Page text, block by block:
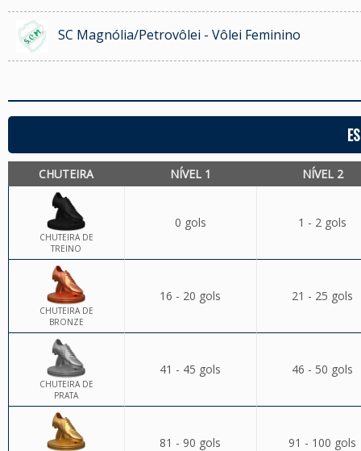
SC Magnólia/Petrovôlei - Vôlei Feminino
CHUTEIRA NÍVEL 1 NÍVEL 2
CHUTEIRA DE
TREINO
0 gols 1 - 2 gols
CHUTEIRA DE
BRONZE
16 - 20 gols 21 - 25 gols
CHUTEIRA DE
PRATA
41 - 45 gols 46 - 50 gols
81 - 90 gols 91 - 100 gols